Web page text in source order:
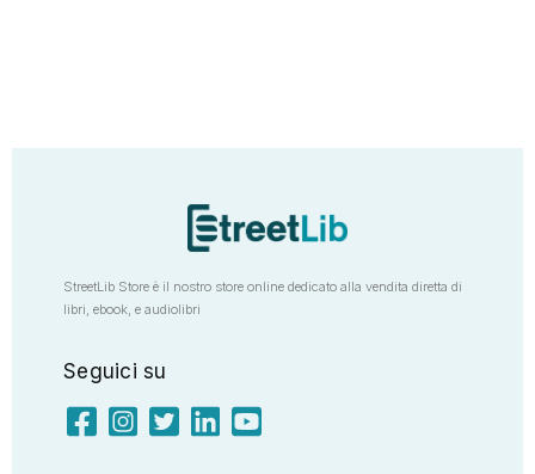
StreetLib Store è il nostro store online dedicato alla vendita diretta di
libri, ebook, e audiolibri
Seguici su